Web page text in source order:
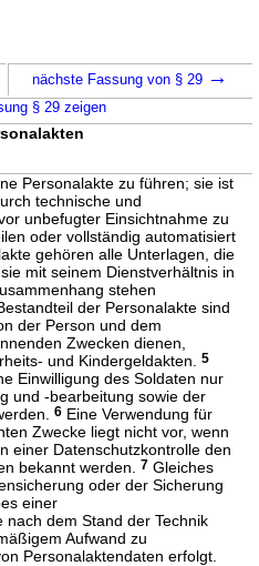
nächste Fassung von § 29 →
§ 29 zeigen
Personalakte zu führen; sie ist
technische und
unbefugter Einsichtnahme zu
oder vollständig automatisiert
gehören alle Unterlagen, die
mit seinem Dienstverhältnis in
stehen
der Personalakte sind
der Person und dem
Zwecken dienen,
und Kindergeldakten.
5
Einwilligung des Soldaten nur
und -bearbeitung sowie der
6Eine Verwendung für
Zwecke liegt nicht vor, wenn
einer Datenschutzkontrolle den
bekannt werden.
7Gleiches
oder der Sicherung
einer
dem Stand der Technik
Aufwand zu
Personalaktendaten erfolgt.